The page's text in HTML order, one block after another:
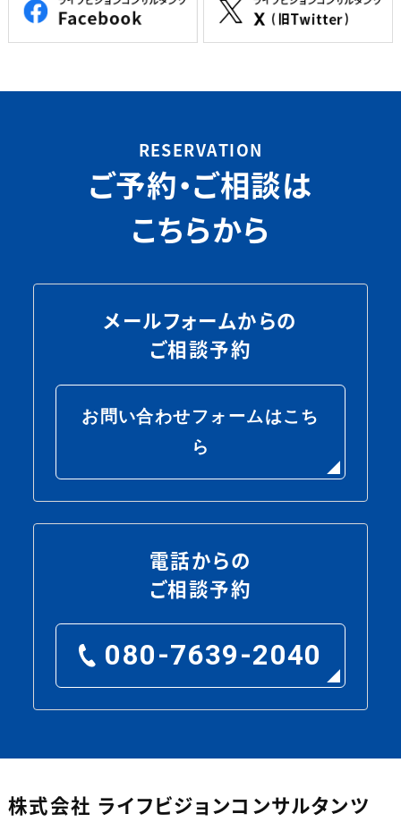
RESERVATION
ご予約・ご相談は
こちらから
メールフォームからの
ご相談予約
お問い合わせフォームはこち
ら
電話からの
ご相談予約
080-7639-2040
株式会社 ライフビジョンコンサルタンツ